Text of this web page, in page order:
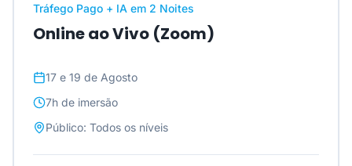
Tráfego Pago + IA em 2 Noites
Online ao Vivo (Zoom)
17 e 19 de Agosto
7h de imersão
Público: Todos os níveis